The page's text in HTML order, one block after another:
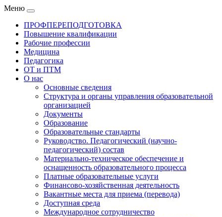
Меню
ПРОФПЕРЕПОДГОТОВКА
Повышение квалификации
Рабочие профессии
Медицина
Педагогика
ОТ и ПТМ
О нас
Основные сведения
Структура и органы управления образовательной
организацией
Документы
Образование
Образовательные стандарты
Руководство. Педагогический (научно-
педагогический) состав
Материально-техническое обеспечение и
оснащенность образовательного процесса
Платные образовательные услуги
Финансово-хозяйственная деятельность
Вакантные места для приема (перевода)
Доступная среда
Международное сотрудничество